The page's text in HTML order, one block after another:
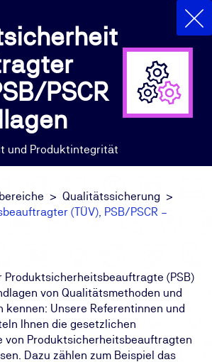
PSCR
und Produktintegrität
Qualitätssicherung
(TÜV), PSB/PSCR –
Produktsicherheitsbeauftragte (PSB)
von Qualitätsmethoden und
Unsere Referentinnen und
Ihnen die gesetzlichen
von Produktsicherheitsbeauftragten
Dazu zählen zum Beispiel das